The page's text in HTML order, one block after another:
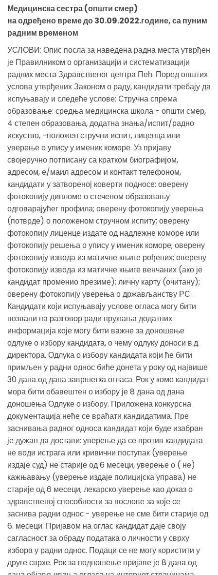
Медицинска сестра (општи смер)
на одређено време до 30.09.2022.године, са пуним
радним временом
УСЛОВИ: Опис посла за наведена радна места утврђен
је Правилником о организацији и систематизацији
радних места Здравственог центра Пећ. Поред општих
услова утврђених Законом о раду, кандидати требају да
испуњавају и следеће услове: Стручна спрема
образовање: средња медицинска школа - општи смер,
4 степен образовања, додатна знања/испит/радно
искуство, -положен стручни испит, лиценца или
уверење о упису у именик коморе. Уз пријаву
својеручно потписану са кратком биографијом,
адресом, е/маил адресом и контакт телефоном,
кандидати у затвореној коверти подносе: оверену
фотокопију дипломе о стеченом образовању
одговарајућег профила; оверену фотокопију уверења
(потврде) о положеном стручном испиту; оверену
фотокопију лиценце издате од надлежне коморе или
фотокопију решења о упису у именик коморе; оверену
фотокопију извода из матичне књиге рођених; оверену
фотокопију извода из матичне књиге венчаних (ако је
кандидат променио презиме); личну карту (очитану);
оверену фотокопију уверења о држављанству РС.
Кандидати који испуњавају услове огласа могу бити
позвани на разговор ради пружања додатних
информација које могу бити важне за доношење
одлуке о избору кандидата, о чему одлуку доноси в.д.
директора. Одлука о избору кандидата који ће бити
примљен у радни однос биће донета у року од највише
30 дана од дана завршетка огласа. Рок у коме кандидат
мора бити обавештен о избору је 8 дана од дана
доношења Одлуке о избору. Приложена конкурсна
документација неће се враћати кандидатима. Пре
заснивања радног односа кандидат који буде изабран
је дужан да достави: уверење да се против кандидата
не води истрага или кривични поступак (уверење
издаје суд) не старије од 6 месеци, уверење о ( не)
кажњавању (уверење издаје полицијска управа) не
старије од 6 месеци; лекарско уверење као доказ о
здравственој способности за послове за које се
заснива радни однос - уверење не сме бити старије од
6. месеци. Пријавом на оглас кандидат даје своју
сагласност за обраду података о личности у сврху
избора у радни однос. Подаци се не могу користити у
друге сврхе. Рок за подношење пријаве је 8 дана од